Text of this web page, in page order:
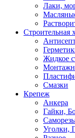
Лаки,
Строительная
Жидкое
Смазки
Крепеж
Анкера
Гайки,
Уголки,